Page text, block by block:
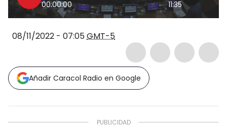
00:00:00 11:35
08/11/2022 - 07:05GMT-5
Añadir Caracol Radio en Google